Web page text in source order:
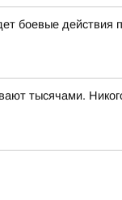
боевые
тысячами.